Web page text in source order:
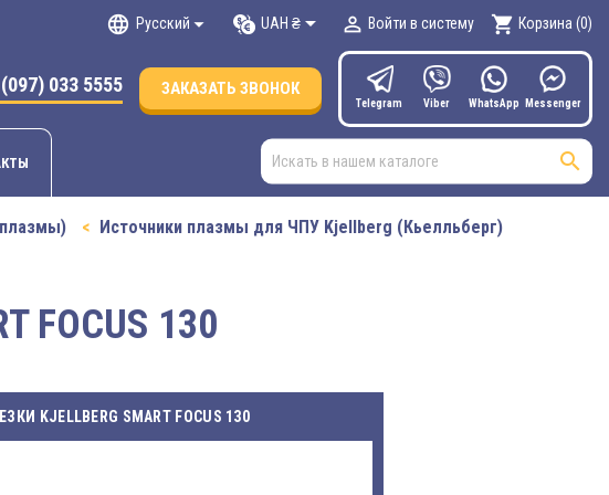
language Русский UAH ₴  Войти в систему shopping_cart Корзина (0)
033 5555 ЗАКАЗАТЬ ЗВОНОК
Telegram Viber WhatsApp Мessenger

Источники плазмы для ЧПУ Kjellberg (Кьелльберг)
FOCUS 130
KJELLBERG SMART FOCUS 130